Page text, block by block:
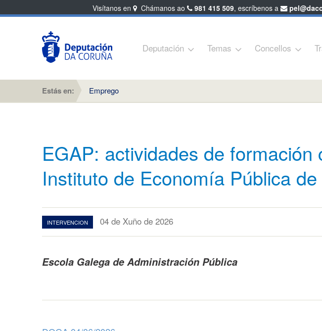
Deputación Temas Concellos
Estás en: Emprego
EGAP: actividades de formación
Instituto de Economía Pública
INTERVENCION 04 de Xuño de 2026
Escola Galega de Administración Pública
Visítanos en Chámanos ao 981 415 509, escríbenos a